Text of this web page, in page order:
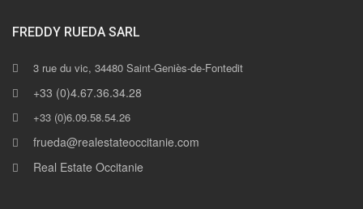
FREDDY RUEDA SARL
3 rue du vic, 34480 Saint-Geniès-de-Fontedit
+33 (0)4.67.36.34.28
+33 (0)6.09.58.54.26
frueda@realestateoccitanie.com
Real Estate Occitanie